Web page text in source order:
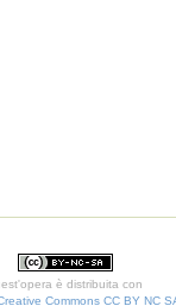
è distribuita con
Commons CC BY NC